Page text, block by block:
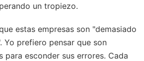
un tropiezo.
estas empresas son "demasiado
Yo prefiero pensar que son
para esconder sus errores. Cada